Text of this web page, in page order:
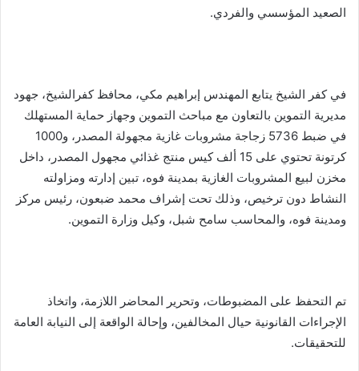
الصعيد المؤسسي والفردي.
في كفر الشيخ يتابع المهندس إبراهيم مكي، محافظ كفرالشيخ، جهود
مديرية التموين بالتعاون مع مباحث التموين وجهاز حماية المستهلك
في ضبط 5736 زجاجة مشروبات غازية مجهولة المصدر، و1000
كرتونة تحتوي على 15 ألف كيس منتج غذائي مجهول المصدر، داخل
مخزن لبيع المشروبات الغازية بمدينة فوه، تبين إدارته ومزاولته
النشاط دون ترخيص، وذلك تحت إشراف محمد ضبعون، رئيس مركز
ومدينة فوه، والمحاسب سامح شبل، وكيل وزارة التموين.
تم التحفظ على المضبوطات، وتحرير المحاضر اللازمة، واتخاذ
الإجراءات القانونية حيال المخالفين، وإحالة الواقعة إلى النيابة العامة
للتحقيقات.